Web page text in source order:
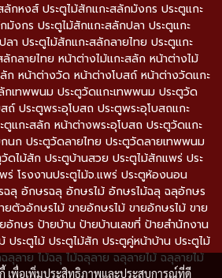
กหงส์ ประตูไม้สักแกะสลักมังกร ประตูแกะ
งกร ประตูไม้สักแกะสลักปลา ประตูแกะ
า ประตูไม้สักแกะสลักลายไทย ประตูแกะ
กลายไทย หน้าต่างไม้แกะสลัก หน้าต่างไม้
ก หน้าต่างวัด หน้าต่างโบสถ์ หน้าต่างวัดแกะ
กเทพพนม ประตูวัดแกะเทพพนม ประตูวัด
ประตูพระอุโบสถ ประตูพระอุโบสถแกะ
แกะสลัก หน้าต่างพระอุโบสถ ประตูวัดแกะ
นก ประตูวัดลายไทย ประตูวัดลายเทพพนม
ดไม้สัก ประตูบ้านสวย ประตูไม้สักแพร่ ประ
ร่ โรงงานประตูไม้จ.แพร่ ประตูห้องนอน
ลุ อักษรฉลุ อักษรไม้ อักษรไม้ฉลุ ฉลุอักษร
ตัวอักษรไม้ ขายอักษรไม้ ขายอักษรไม้ ขาย
กษร ป้ายบ้าน ป้ายบ้านเลขที่ ป้ายสำนักงาน
ระตูไม้ ประตูไม้สัก ประตูคู่หน้าบ้าน ประตูไม้
ลุลาย ไม้ฉลุ ไม้ฉลุลาย ฉลุลายไม้ ฉลุลายไม้
เพื่อเพิ่มประสิทธิภาพและประสบการณ์ที่ดี